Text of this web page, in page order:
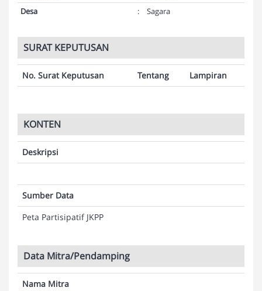
Desa
: Sagara
SURAT KEPUTUSAN
No. Surat Keputusan Tentang Lampiran
KONTEN
Deskripsi
Sumber Data
Peta Partisipatif JKPP
Data Mitra/Pendamping
Nama Mitra